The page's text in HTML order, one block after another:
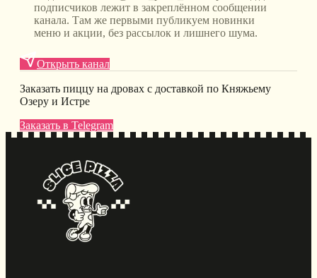
подписчиков лежит в закреплённом сообщении
канала. Там же первыми публикуем новинки
меню и акции, без рассылок и лишнего шума.
Открыть канал
Заказать пиццу на дровах с доставкой по Княжьему
Озеру и Истре
Заказать в Telegram